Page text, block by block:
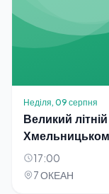
Неділя, 09 серпня
Великий
17:00
7 ОКЕАН